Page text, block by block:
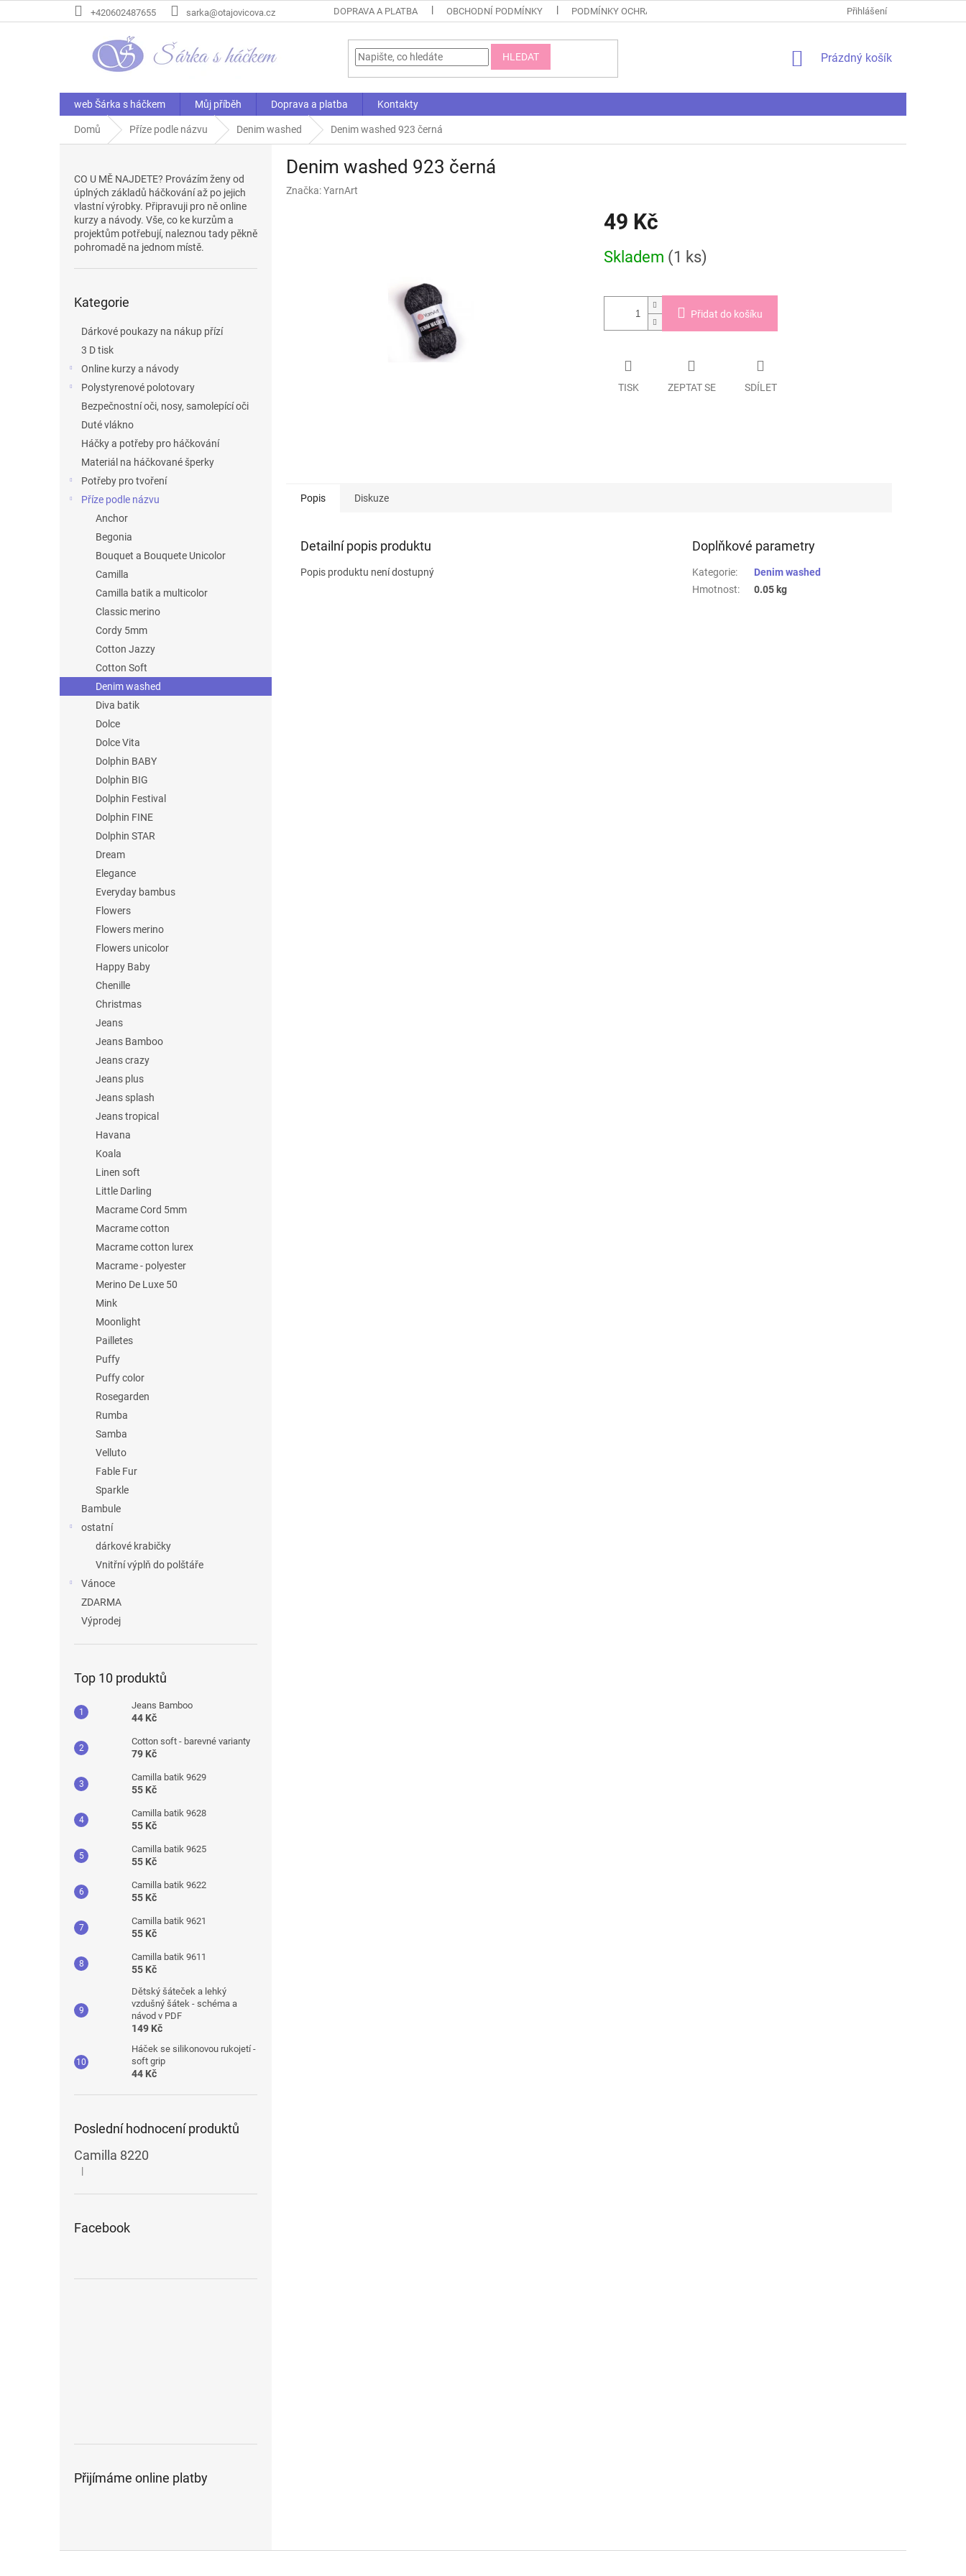
na
+420602487655 sarka@otajovicova.cz DOPRAVA A PLATBA OBCHODNÍ PODMÍNKY PODMÍNKY OCHRANY OSOBNÍCH ÚDAJŮ REKLAMAČNÍ ŘÁD REKLAMAČNÍ
Přihlášení
HLEDAT
NÁKUPNÍ
Prázdný košík
web Šárka s háčkem Můj příběh Doprava a platba Kontakty
Domů Příze podle názvu Denim washed Denim washed 923 černá
CO U MĚ NAJDETE? Provázím ženy od
úplných základů háčkování až po jejich
vlastní výrobky. Připravuji pro ně online
kurzy a návody. Vše, co ke kurzům a
projektům potřebují, naleznou tady pěkně
pohromadě na jednom místě.
kategorie
Kategorie
Dárkové poukazy na nákup přízí
3 D tisk
Online kurzy a návody
Polystyrenové polotovary
Bezpečnostní oči, nosy, samolepící oči
Duté vlákno
Háčky a potřeby pro háčkování
Materiál na háčkované šperky
Potřeby pro tvoření
Příze podle názvu
Anchor
Begonia
Bouquet a Bouquete Unicolor
Camilla
Camilla batik a multicolor
Classic merino
Cordy 5mm
Cotton Jazzy
Cotton Soft
Denim washed
Diva batik
Dolce
Dolce Vita
Dolphin BABY
Dolphin BIG
Dolphin Festival
Dolphin FINE
Dolphin STAR
Dream
Elegance
Everyday bambus
Flowers
Flowers merino
Flowers unicolor
Happy Baby
Chenille
Christmas
Jeans
Jeans Bamboo
Jeans crazy
Jeans plus
Jeans splash
Jeans tropical
Havana
Koala
Linen soft
Little Darling
Macrame Cord 5mm
Macrame cotton
Macrame cotton lurex
Macrame - polyester
Merino De Luxe 50
Mink
Moonlight
Pailletes
Puffy
Puffy color
Rosegarden
Rumba
Samba
Velluto
Fable Fur
Sparkle
Bambule
ostatní
dárkové krabičky
Vnitřní výplň do polštáře
Vánoce
ZDARMA
Výprodej
Top 10 produktů
Jeans Bamboo
44 Kč
Cotton soft - barevné varianty
79 Kč
Camilla batik 9629
55 Kč
Camilla batik 9628
55 Kč
Camilla batik 9625
55 Kč
Camilla batik 9622
55 Kč
Camilla batik 9621
55 Kč
Camilla batik 9611
55 Kč
Dětský šáteček a lehký
vzdušný šátek - schéma a
návod v PDF
149 Kč
Háček se silikonovou rukojetí -
soft grip
44 Kč
Poslední hodnocení produktů
Camilla 8220
Hodnocení produktu je 5 z 5 hvězdiček.
|
Facebook
Přijímáme online platby
Denim washed 923 černá
Značka:YarnArt
49 Kč
cena:
Skladem (1 ks)
Přidat do košíku
TISK ZEPTAT SE SDÍLET
Popis Diskuze
Detailní popis produktu
Popis produktu není dostupný
Doplňkové parametry
Kategorie:
Denim washed
Hmotnost: 0.05 kg